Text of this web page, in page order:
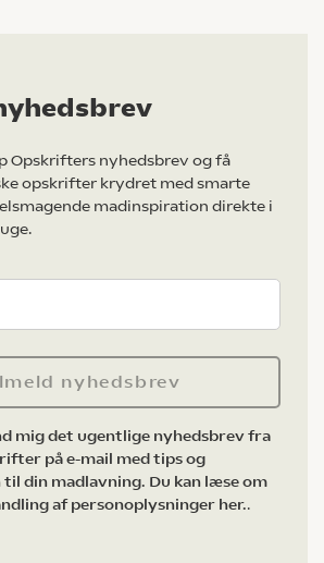
Opskrifters nyhedsbrev og få
opskrifter krydret med smarte
madinspiration direkte i
nyhedsbrev
mig det ugentlige nyhedsbrev fra
på e-mail med tips og
din madlavning. Du kan læse om
af personoplysninger her..